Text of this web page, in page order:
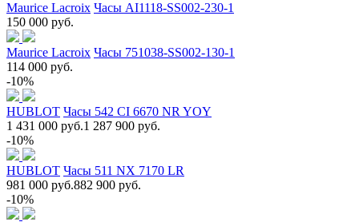
Maurice Lacroix Часы AI1118-SS002-230-1
150 000 руб.
Maurice Lacroix Часы 751038-SS002-130-1
114 000 руб.
-10%
HUBLOT Часы 542 CI 6670 NR YOY
1 431 000 руб.1 287 900 руб.
-10%
HUBLOT Часы 511 NX 7170 LR
981 000 руб.882 900 руб.
-10%